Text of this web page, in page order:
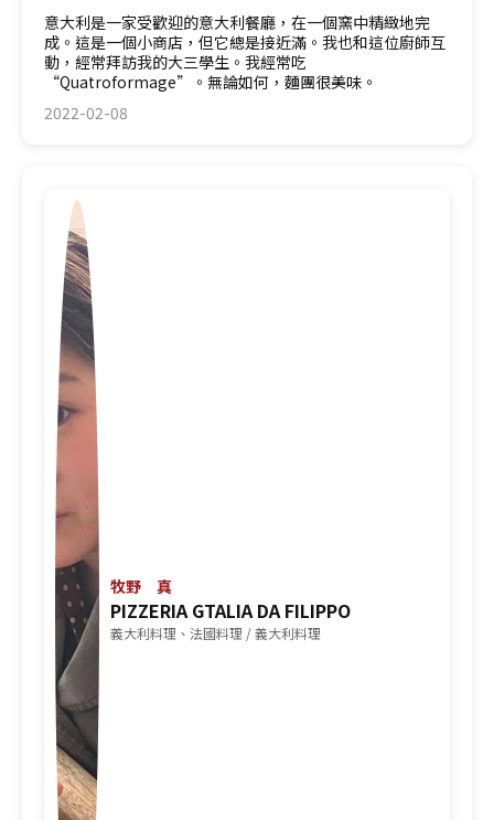
意大利是一家受歡迎的意大利餐廳，在一個窯中精緻地完
成。這是一個小商店，但它總是接近滿。我也和這位廚師互
動，經常拜訪我的大三學生。我經常吃
“Quatroformage”。無論如何，麵團很美味。
2022-02-08
牧野 真
PIZZERIA GTALIA DA FILIPPO
義大利料理、法國料理 / 義大利料理